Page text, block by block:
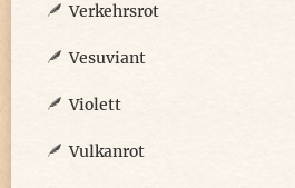
Verkehrsrot
Vesuviant
Violett
Vulkanrot